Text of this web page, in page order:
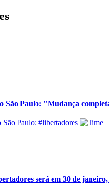
São Paulo: "Mudança
#libertadores
será em 30 de